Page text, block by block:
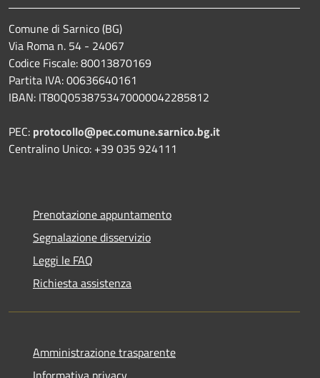
Comune di Sarnico (BG)
Via Roma n. 54 - 24067
Codice Fiscale: 80013870169
Partita IVA: 00636640161
IBAN: IT80Q0538753470000042285812
PEC: protocollo@pec.comune.sarnico.bg.it
Centralino Unico: +39 035 924111
Prenotazione appuntamento
Segnalazione disservizio
Leggi le FAQ
Richiesta assistenza
Amministrazione trasparente